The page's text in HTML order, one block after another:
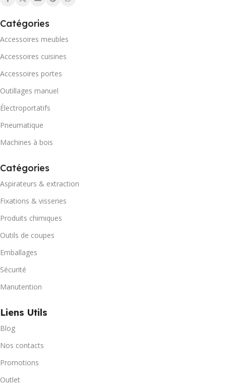
Catégories
Accessoires meubles
Accessoires cuisines
Accessoires portes
Outillages manuel
Électroportatifs
Pneumatique
Machines à bois
Catégories
Aspirateurs & extraction
Fixations & visseries
Produits chimiques
Outils de coupes
Emballages
Sécurité
Manutention
Liens Utils
Blog
Nos contacts
Promotions
Outlet